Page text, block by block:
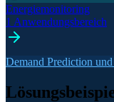
Energiemonitoring
1 Anwendungsbereich
Demand Prediction